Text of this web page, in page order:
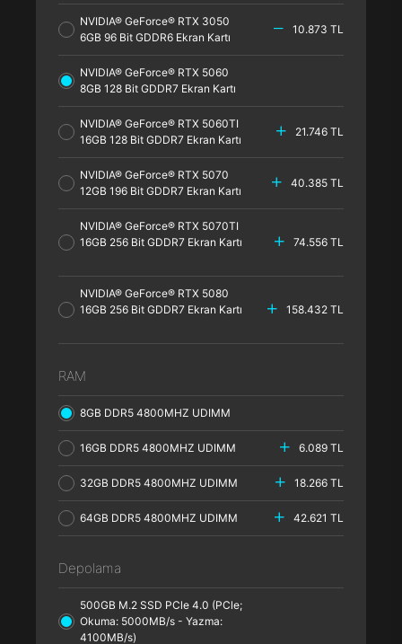
NVIDIA® GeForce® RTX 3050
6GB 96 Bit GDDR6 Ekran Kartı
10.873 TL
NVIDIA® GeForce® RTX 5060
8GB 128 Bit GDDR7 Ekran Kartı
NVIDIA® GeForce® RTX 5060TI
16GB 128 Bit GDDR7 Ekran Kartı
21.746 TL
NVIDIA® GeForce® RTX 5070
12GB 196 Bit GDDR7 Ekran Kartı
40.385 TL
NVIDIA® GeForce® RTX 5070TI
16GB 256 Bit GDDR7 Ekran Kartı
74.556 TL
NVIDIA® GeForce® RTX 5080
16GB 256 Bit GDDR7 Ekran Kartı
158.432 TL
RAM
8GB DDR5 4800MHZ UDIMM
16GB DDR5 4800MHZ UDIMM 6.089 TL
32GB DDR5 4800MHZ UDIMM 18.266 TL
64GB DDR5 4800MHZ UDIMM 42.621 TL
Depolama
500GB M.2 SSD PCle 4.0 (PCle;
Okuma: 5000MB/s - Yazma:
4100MB/s)